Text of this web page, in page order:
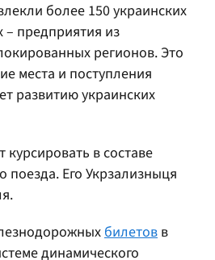
более 150 украинских
– предприятия из
регионов. Это
места и поступления
развитию украинских
в составе
поезда. Его Укрзализныця
билетов в
динамического